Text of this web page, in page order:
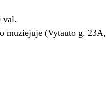
val.
muziejuje (Vytauto g.